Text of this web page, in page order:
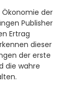
der
Publisher
Ertrag
dieser
der erste
die wahre